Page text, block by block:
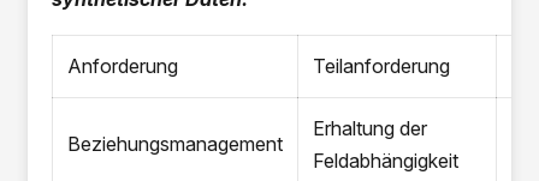
Anforderung Teilanforderung
Beziehungsmanagement
Erhaltung der
Feldabhängigkeit